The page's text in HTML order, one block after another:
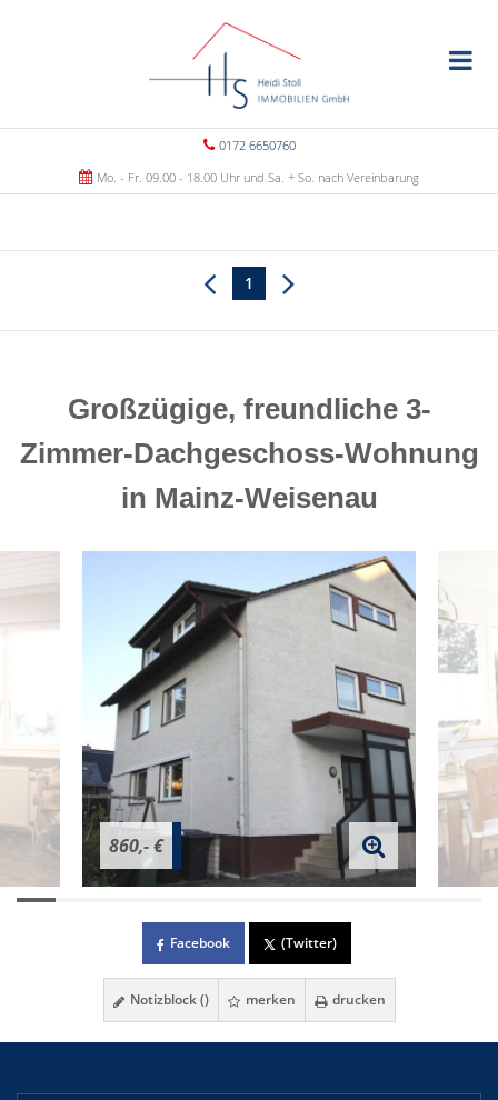
0172 6650760
Mo. - Fr. 09.00 - 18.00 Uhr und Sa. + So. nach Vereinbarung
1
Großzügige, freundliche 3-
Zimmer-Dachgeschoss-Wohnung
in Mainz-Weisenau
860,- €
Facebook (Twitter)
Notizblock () merken drucken